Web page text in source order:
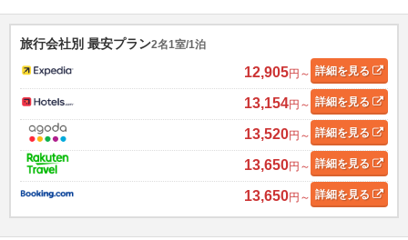
旅行会社別 最安プラン2名1室/1泊
12,905円～ 詳細を見る
13,154円～ 詳細を見る
13,520円～ 詳細を見る
13,650円～ 詳細を見る
13,650円～ 詳細を見る